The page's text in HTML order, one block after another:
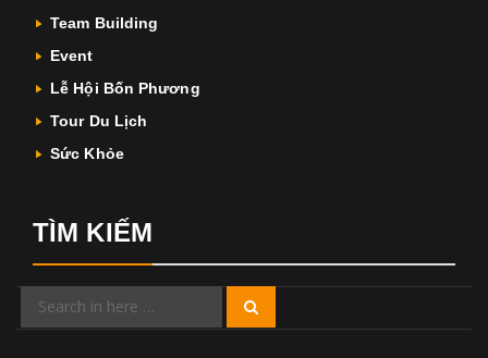
Team Building
Event
Lễ Hội Bốn Phương
Tour Du Lịch
Sức Khỏe
TÌM KIẾM
Search